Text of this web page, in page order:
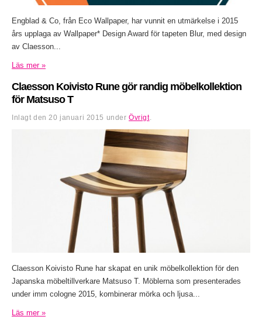
Engblad & Co, från Eco Wallpaper, har vunnit en utmärkelse i 2015
års upplaga av Wallpaper* Design Award för tapeten Blur, med design
av Claesson...
Läs mer »
Claesson Koivisto Rune gör randig möbelkollektion
för Matsuso T
Inlagt den 20 januari 2015 underÖvrigt.
Claesson Koivisto Rune har skapat en unik möbelkollektion för den
Japanska möbeltillverkare Matsuso T. Möblerna som presenterades
under imm cologne 2015, kombinerar mörka och ljusa...
Läs mer »